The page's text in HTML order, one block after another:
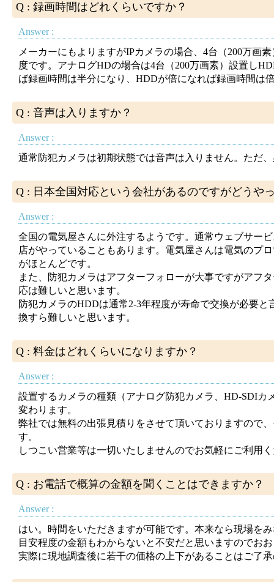
Q : 録画時間はどれくらいですか？
Answer :
メーカーにもよりますがIPカメラの場合、4台（200万画
度です。アナログHDの場合は4台（200万画素）設置し
ば録画時間は半分になり、HDDが倍になれば録画時間は
Q : 音声は入りますか？
Answer :
通常防犯カメラは初期状態では音声は入りません。ただ
Q : 日本全国対応という会社があるのですがどうや
Answer :
全国の電気屋さんに外注するようです。通常ウェブサー
店がやっていることもあります。電気屋さんは電気のプ
がほとんどです。
また、防犯カメラはアフターフォローが大事ですがアフ
応は難しいと思います。
防犯カメラのHDDは通常2-3年程度が寿命で交換が必要
換すら難しいと思います。
Q : 料金はどれくらいになりますか？
Answer :
設置するカメラの種類（アナログ防犯カメラ、HD-SDI
変わります。
弊社では無料の出張見積りをさせて頂いておりますので
す。
しつこい営業等は一切いたしませんのでお気軽にご利用
Q : お電話で概算の金額を聞くことはできますか？
Answer :
はい。時間をいただきますが可能です。本来なら現場を
目安程度の金額もわからないと不安だと思いますのでお
実際に現地調査後に若干の価格の上下があることはご了